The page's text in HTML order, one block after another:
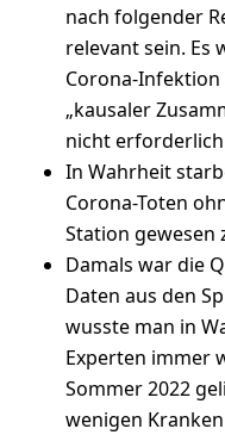
nach folgender
relevant sein. Es
Corona-Infektion
„kausaler
nicht
In Wahrheit
Corona-Toten
Station gewesen
Damals war die
Daten aus den
wusste man in
Experten immer
Sommer 2022
wenigen